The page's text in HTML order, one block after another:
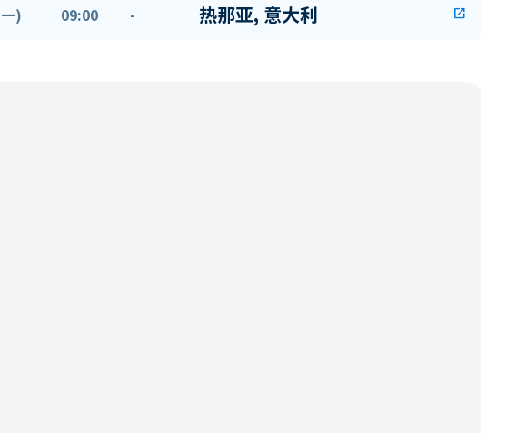
) 09:00 - 热那亚, 意大利 open_in_new